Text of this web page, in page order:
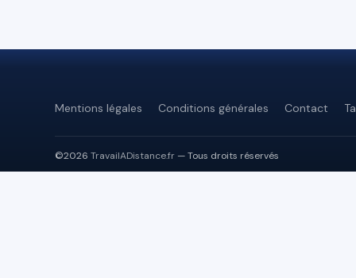
Mentions légales Conditions générales Contact
©2026 TravailADistance.fr — Tous droits réservés